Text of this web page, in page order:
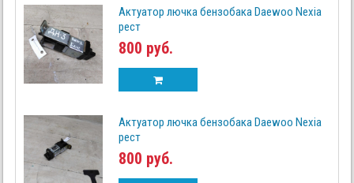
Актуатор лючка бензобака Daewoo Nexia
рест
800 руб.
Актуатор лючка бензобака Daewoo Nexia
рест
800 руб.